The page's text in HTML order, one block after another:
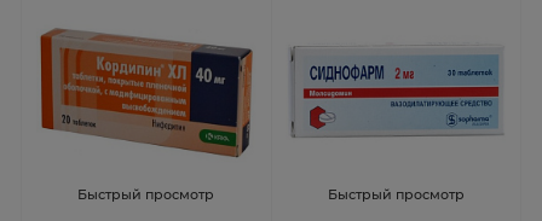
Быстрый просмотр Быстрый просмотр